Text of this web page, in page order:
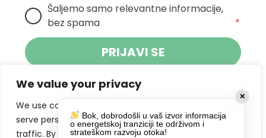
We value your privacy
We use cookies to enhance your browsing experience,
serve personalized ads or content, and analyze our
traffic. By clicking "Accept All", you consent to our use
Šaljemo samo relevantne informacije,
bez spama
*
PRIJAVI SE
Klikom na gumb dajete suglasnost za
primanje novosti Pokreta Otoka te se
slažete spolitikom privatnosti.
✕
Bok, dobrodošli u vaš izvor informacija
o energetskoj tranziciji te održivom i
strateškom razvoju otoka!